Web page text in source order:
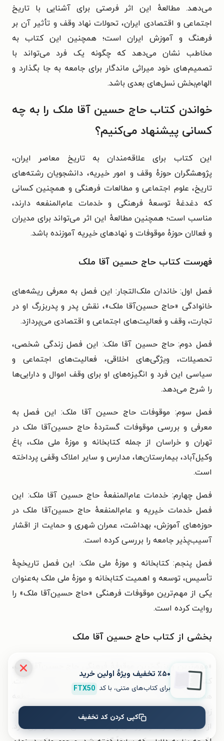
می‌دهد. مطالعهٔ این اثر فرصتی برای آشنایی با تاریخ
اجتماعی و اقتصادی ایران، تحولات نهاد وقف و تأثیر آن بر
فرهنگ و آموزش ایران است؛ همچنین این کتاب به
مخاطب نشان می‌دهد که چگونه یک فرد می‌تواند با
تصمیم‌های خود میراثی ماندگار برای جامعه به جا بگذارد و
الهام‌بخش نسل‌های بعدی باشد.
خواندن کتاب حاج حسین آقا ملک را به چه
کسانی پیشنهاد می‌کنیم؟
این کتاب برای علاقه‌مندان به تاریخ معاصر ایران،
پژوهشگران حوزهٔ وقف و امور خیریه، دانشجویان رشته‌های
تاریخ، علوم اجتماعی و مطالعات فرهنگی و همچنین کسانی
که دغدغهٔ توسعهٔ فرهنگی و خدمات عام‌المنفعه دارند،
مناسب است؛ همچنین مطالعهٔ این اثر می‌تواند برای مدیران
و فعالان حوزهٔ موقوفات و نهادهای خیریه آموزنده باشد.
فهرست کتاب حاج حسین آقا ملک
فصل اول: خاندان ملک‌التجار: این فصل به معرفی ریشه‌های
خانوادگی «حاج حسین‌آقا ملک»، نقش پدر و پدربزرگ او در
تجارت، وقف و فعالیت‌های اجتماعی و اقتصادی می‌پردازد.
فصل دوم: حاج حسین آقا ملک: این فصل زندگی شخصی،
تحصیلات، ویژگی‌های اخلاقی، فعالیت‌های اجتماعی و
سیاسی این فرد و انگیزه‌های او برای وقف اموال و دارایی‌ها
را شرح می‌دهد.
فصل سوم: موقوفات حاج حسین آقا ملک: این فصل به
معرفی و بررسی موقوفات گستردهٔ حاج حسین‌آقا ملک در
تهران و خراسان از جمله کتابخانه و موزهٔ ملی ملک، باغ
وکیل‌آباد، بیمارستان‌ها، مدارس و سایر املاک وقفی پرداخته
است.
فصل چهارم: خدمات عام‌المنفعهٔ حاج حسین آقا ملک: این
فصل خدمات خیریه و عام‌المنفعهٔ حاج حسین‌آقا ملک در
حوزه‌های آموزش، بهداشت، عمران شهری و حمایت از اقشار
آسیب‌پذیر جامعه را بررسی کرده است.
فصل پنجم: کتابخانه و موزهٔ ملی ملک: این فصل تاریخچهٔ
تأسیس، توسعه و اهمیت کتابخانه و موزهٔ ملی ملک به‌عنوان
یکی از مهم‌ترین موقوفات فرهنگی «حاج حسین‌آقا ملک» را
روایت کرده است.
بخشی از کتاب حاج حسین آقا ملک
«مهم‌ترین و بزرگ‌ترین موقوفهٔ فرهنگی حاج حسین‌آقا ملک،
کتابخانه و موزهٔ ملّی ملک در محوّطهٔ باغ ملّی تهران است.
زمینی در باغ ملّی تهران، به‌نیّت احداث کتابخانه و موزهٔ ملک،
از شهرداری خرید و فوراً آن را وقف آستان قدس رضوی کرد.
٪۵۰ تخفیف ویژۀ اولین خرید
برای کتاب‌های متنی، با کد FTX50
کپی کردن کد تخفیف